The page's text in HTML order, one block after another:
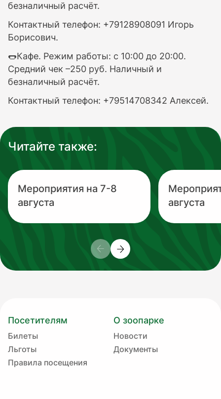
безналичный расчёт.
Контактный телефон: +79128908091 Игорь
Борисович.
🌭Кафе. Режим работы: с 10:00 до 20:00.
Средний чек –250 руб. Наличный и
безналичный расчёт.
Контактный телефон: +79514708342 Алексей.
Читайте также:
Мероприятия на 7-8
августа
августа
Посетителям
Билеты
Льготы
Правила посещения
О зоопарке
Новости
Документы